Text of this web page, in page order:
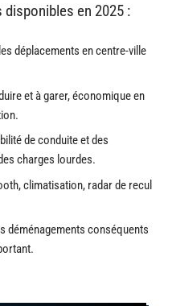
en 2025 :
déplacements en centre-ville
et à garer, économique en
de conduite et des
charges lourdes.
climatisation, radar de recul
déménagements conséquents